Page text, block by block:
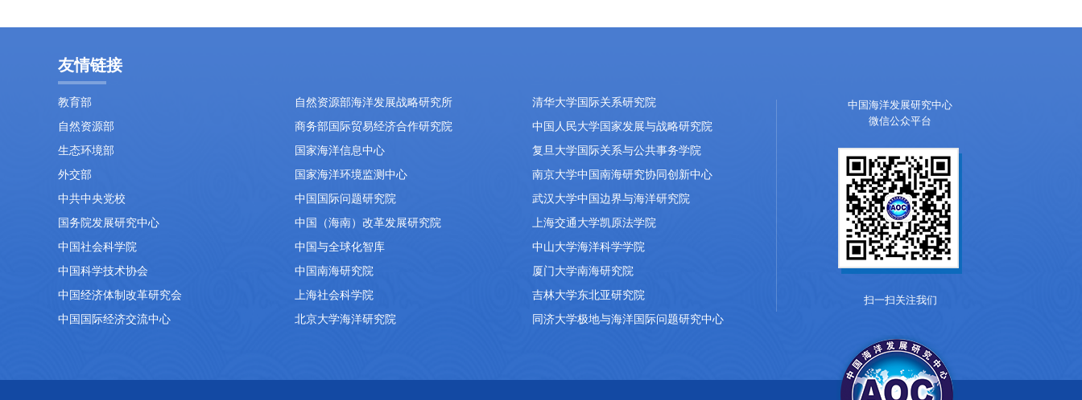
友情链接
教育部 自然资源部海洋发展战略研究所
清华大学国际关系研究院
自然资源部
商务部国际贸易经济合作研究院
中国人民大学国家发展与战略研究院
生态环境部
国家海洋信息中心
复旦大学国际关系与公共事务学院
外交部
国家海洋环境监测中心
南京大学中国南海研究协同创新中心
中共中央党校
中国国际问题研究院
武汉大学中国边界与海洋研究院
国务院发展研究中心
中国（海南）改革发展研究院
上海交通大学凯原法学院
中国社会科学院
中国与全球化智库
中山大学海洋科学学院
中国科学技术协会
中国南海研究院
厦门大学南海研究院
中国经济体制改革研究会
上海社会科学院
吉林大学东北亚研究院
中国国际经济交流中心
北京大学海洋研究院 同济大学极地与海洋国际问题研究中心
中国海洋发展研究中心
微信公众平台
扫一扫关注我们